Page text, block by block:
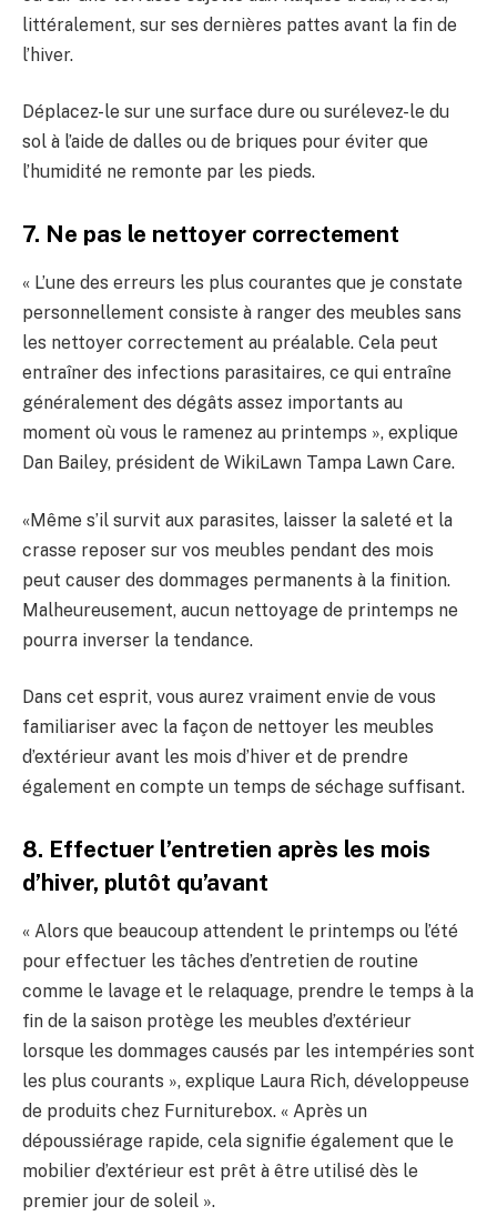
littéralement, sur ses dernières pattes avant la fin de
l’hiver.
Déplacez-le sur une surface dure ou surélevez-le du
sol à l’aide de dalles ou de briques pour éviter que
l’humidité ne remonte par les pieds.
7. Ne pas le nettoyer correctement
« L’une des erreurs les plus courantes que je constate
personnellement consiste à ranger des meubles sans
les nettoyer correctement au préalable. Cela peut
entraîner des infections parasitaires, ce qui entraîne
généralement des dégâts assez importants au
moment où vous le ramenez au printemps », explique
Dan Bailey, président de WikiLawn Tampa Lawn Care.
«Même s’il survit aux parasites, laisser la saleté et la
crasse reposer sur vos meubles pendant des mois
peut causer des dommages permanents à la finition.
Malheureusement, aucun nettoyage de printemps ne
pourra inverser la tendance.
Dans cet esprit, vous aurez vraiment envie de vous
familiariser avec la façon de nettoyer les meubles
d’extérieur avant les mois d’hiver et de prendre
également en compte un temps de séchage suffisant.
8. Effectuer l’entretien après les mois
d’hiver, plutôt qu’avant
« Alors que beaucoup attendent le printemps ou l’été
pour effectuer les tâches d’entretien de routine
comme le lavage et le relaquage, prendre le temps à la
fin de la saison protège les meubles d’extérieur
lorsque les dommages causés par les intempéries sont
les plus courants », explique Laura Rich, développeuse
de produits chez Furniturebox. « Après un
dépoussiérage rapide, cela signifie également que le
mobilier d’extérieur est prêt à être utilisé dès le
premier jour de soleil ».